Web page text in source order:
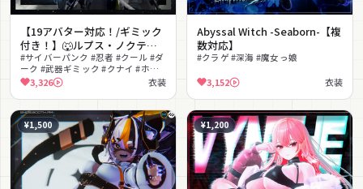
【19アバター対応！/ギミック
付き！】🐺ルプス・ノクティ
ス
#サイバーパンク #忍者 #クール #ダ
ーク #武器ギミック #クナイ #ホバ
ーモーション #メカ #かっこいい
#MA対応
3,326 衣装
Abyssal Witch -Seaborn-【複
数対応】
#クラゲ #深海 #魔女っ娘
3,152 衣装
¥1,500 ¥1,200